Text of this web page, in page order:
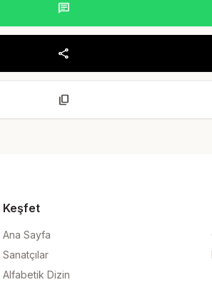
chat
share
content_copy
Keşfet
Ana Sayfa
Sanatçılar
Alfabetik Dizin